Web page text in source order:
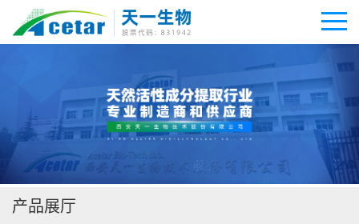
公司首页
公司介绍
公司动态
产品展厅